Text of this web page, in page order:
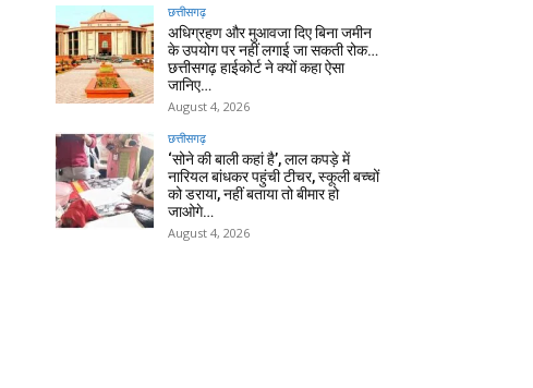
छत्तीसगढ़
अधिग्रहण और मुआवजा दिए बिना जमीन
के उपयोग पर नहीं लगाई जा सकती रोक…
छत्तीसगढ़ हाईकोर्ट ने क्यों कहा ऐसा
जानिए…
August 4, 2026
छत्तीसगढ़
‘सोने की बाली कहां है’, लाल कपड़े में
नारियल बांधकर पहुंची टीचर, स्कूली बच्चों
को डराया, नहीं बताया तो बीमार हो
जाओगे…
August 4, 2026